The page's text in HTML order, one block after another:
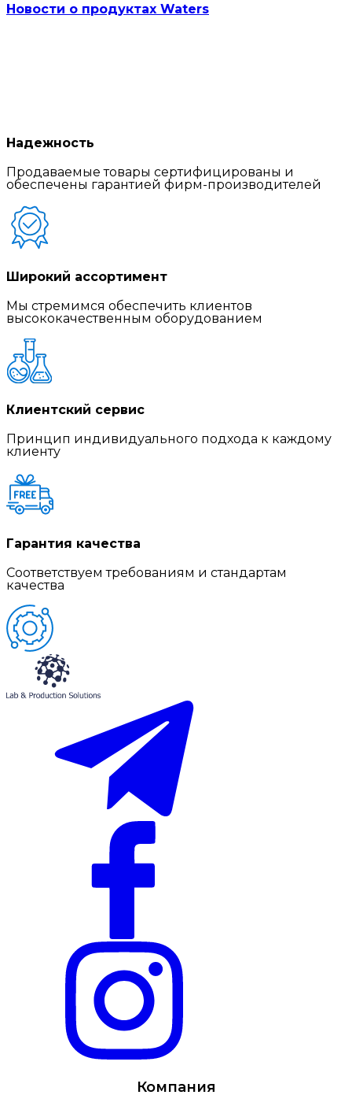
Новости о продуктах Waters
Надежность
Продаваемые товары сертифицированы и
обеспечены гарантией фирм-производителей
Широкий ассортимент
Мы стремимся обеспечить клиентов
высококачественным оборудованием
Клиентский сервис
Принцип индивидуального подхода к каждому
клиенту
Гарантия качества
Соответствуем требованиям и стандартам
качества
Компания